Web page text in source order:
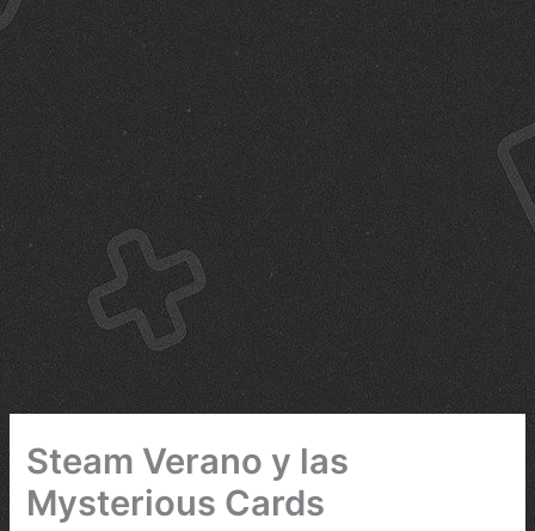
Steam Verano y las
Mysterious Cards